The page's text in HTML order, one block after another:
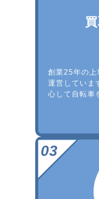
創業25年の上
運営していま
心して自転車